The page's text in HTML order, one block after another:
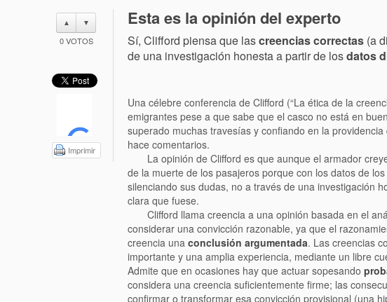
▲ ▼
0VOTOS
Imprimir
Esta es la opinión del experto
Sí, Clifford piensa que lascreencias correctas (a
de una investigación honesta a partir de losdatos
Una célebre conferencia de Clifford (“La ética de la
emigrantes pese a que sabe que el casco no está en
superado muchas travesías y confiando en la
hace comentarios.
La opinión de Clifford es que aunque el armador
de la muerte de los pasajeros porque con los datos de
silenciando sus dudas, no a través de una investigación
clara que fuese.
Clifford llama creencia a una opinión basada en el
considerar una convicción razonable, ya que el
creencia una conclusión argumentada. Las creencias
importante y una amplia experiencia, mediante un libre
Admite que en ocasiones hay que actuar sopesando
considera una creencia suficientemente firme; las
confirmar o transformar esa convicción provisional (una